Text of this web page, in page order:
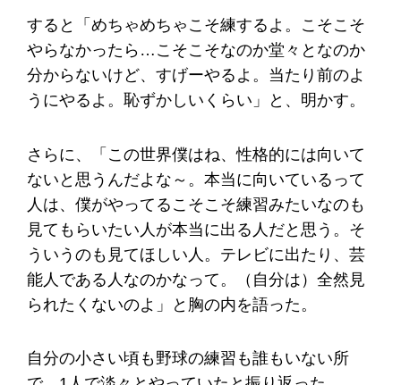
すると「めちゃめちゃこそ練するよ。こそこそ
やらなかったら…こそこそなのか堂々となのか
分からないけど、すげーやるよ。当たり前のよ
うにやるよ。恥ずかしいくらい」と、明かす。
さらに、「この世界僕はね、性格的には向いて
ないと思うんだよな～。本当に向いているって
人は、僕がやってるこそこそ練習みたいなのも
見てもらいたい人が本当に出る人だと思う。そ
ういうのも見てほしい人。テレビに出たり、芸
能人である人なのかなって。（自分は）全然見
られたくないのよ」と胸の内を語った。
自分の小さい頃も野球の練習も誰もいない所